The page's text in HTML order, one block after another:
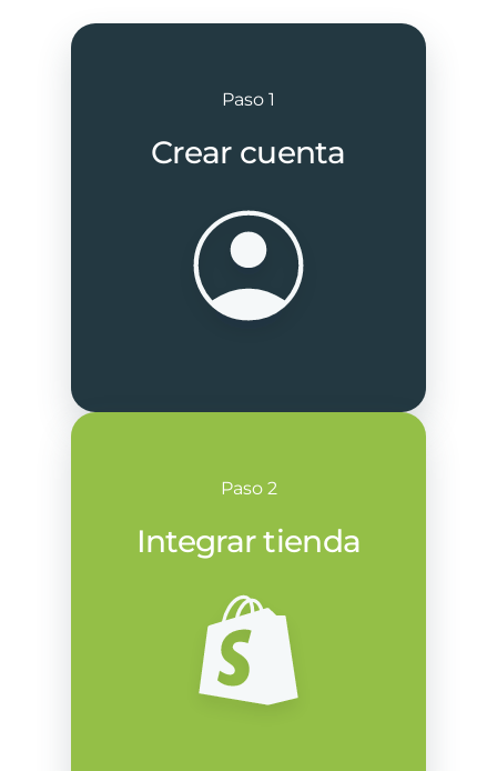
Paso 1
Crear cuenta
Paso 2
Integrar tienda